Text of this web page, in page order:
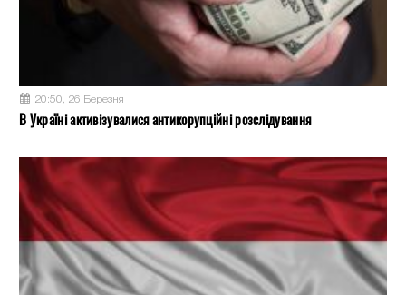
20:50, 26 Березня
В Україні активізувалися антикорупційні розслідування